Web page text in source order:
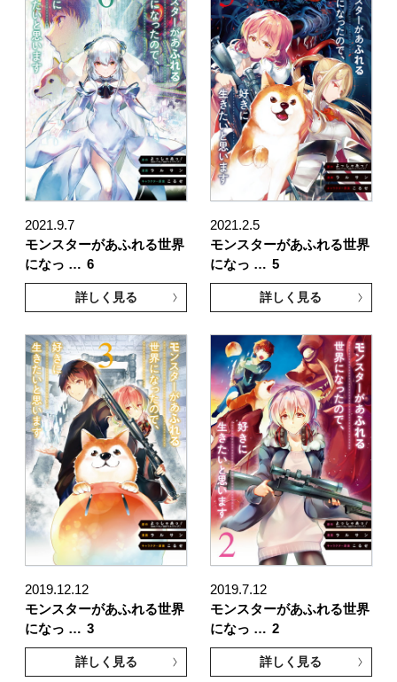
2021.9.7
モンスターがあふれる世界
になっ … 6
詳しく見る
2021.2.5
モンスターがあふれる世界
になっ … 5
詳しく見る
2019.12.12
モンスターがあふれる世界
になっ … 3
詳しく見る
2019.7.12
モンスターがあふれる世界
になっ … 2
詳しく見る